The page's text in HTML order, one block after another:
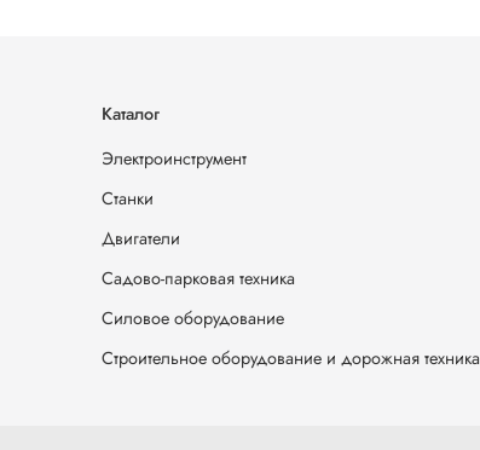
Каталог
Электроинструмент
Станки
Двигатели
Садово-парковая техника
Силовое оборудование
Строительное оборудование и дорожная техника